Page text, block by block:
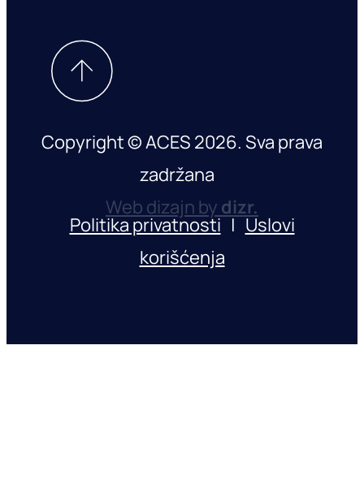
Copyright © ACES 2026. Sva prava
zadržana
Web dizajn bydizr.
Politika privatnosti|Uslovi
korišćenja